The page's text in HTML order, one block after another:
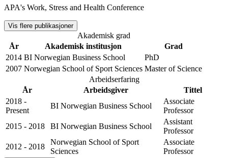
APA's Work, Stress and Health Conference
Vis flere publikasjoner
Akademisk grad
År
Akademisk institusjon
Grad
2014 BI Norwegian Business School
PhD
2007 Norwegian School of Sport Sciences Master of Science
Arbeidserfaring
År
Arbeidsgiver
Tittel
2018 -
Present
BI Norwegian Business School
Associate
Professor
2015 - 2018
BI Norwegian Business School
Assistant
Professor
2012 - 2018
Norwegian School of Sport
Sciences
Associate
Professor